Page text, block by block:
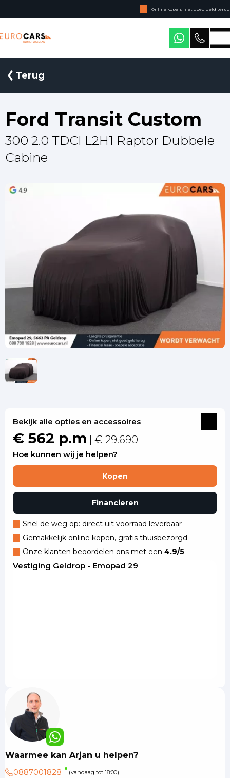
Online kopen, niet goed geld terug
Geen jaarcijfers nodig
Terug
Ford Transit Custom
300 2.0 TDCI L2H1 Raptor Dubbele
Cabine
Bekijk alle opties en accessoires
€ 562 p.m | € 29.690
Hoe kunnen wij je helpen?
Kopen
Financieren
Snel de weg op: direct uit voorraad leverbaar
Gemakkelijk online kopen, gratis thuisbezorgd
Onze klanten beoordelen ons met een 4.9/5
Vestiging Geldrop - Emopad 29
Waarmee kan Arjan u helpen?
0887001828
(vandaag tot 18:00)